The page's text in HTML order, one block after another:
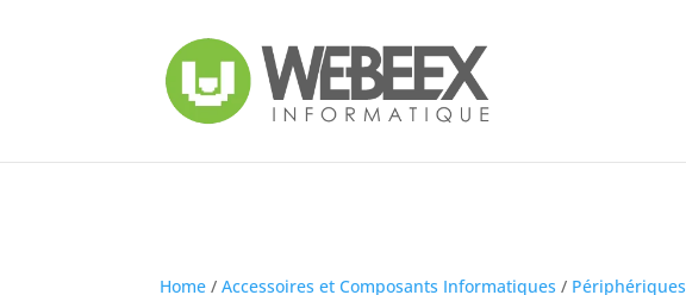
Home /Accessoires et Composants Informatiques / Périphériques